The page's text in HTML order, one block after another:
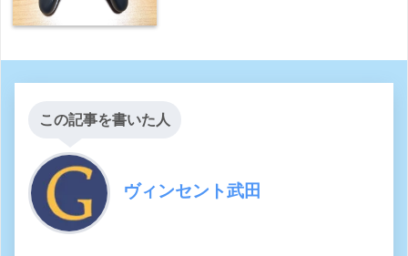
この記事を書いた人
ヴィンセント武田